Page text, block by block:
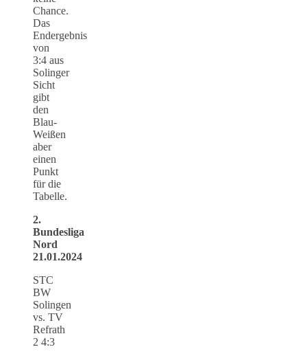
Chance.
Das
Endergebnis
von
3:4 aus
Solinger
Sicht
gibt
den
Blau-
Weißen
aber
einen
Punkt
für die
Tabelle.
2.
Bundesliga
Nord
21.01.2024
STC
BW
Solingen
vs. TV
Refrath
2 4:3